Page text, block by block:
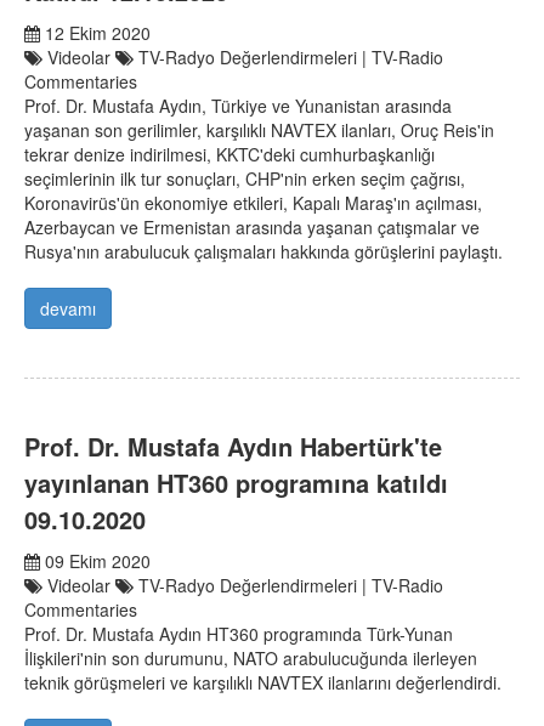
12 Ekim 2020
Videolar
TV-Radyo Değerlendirmeleri | TV-Radio
Commentaries
Prof. Dr. Mustafa Aydın, Türkiye ve Yunanistan arasında
yaşanan son gerilimler, karşılıklı NAVTEX ilanları, Oruç Reis'in
tekrar denize indirilmesi, KKTC'deki cumhurbaşkanlığı
seçimlerinin ilk tur sonuçları, CHP'nin erken seçim çağrısı,
Koronavirüs'ün ekonomiye etkileri, Kapalı Maraş'ın açılması,
Azerbaycan ve Ermenistan arasında yaşanan çatışmalar ve
Rusya'nın arabulucuk çalışmaları hakkında görüşlerini paylaştı.
devamı
Prof. Dr. Mustafa Aydın Habertürk'te
yayınlanan HT360 programına katıldı
09.10.2020
09 Ekim 2020
Videolar
TV-Radyo Değerlendirmeleri | TV-Radio
Commentaries
Prof. Dr. Mustafa Aydın HT360 programında Türk-Yunan
İlişkileri'nin son durumunu, NATO arabulucuğunda ilerleyen
teknik görüşmeleri ve karşılıklı NAVTEX ilanlarını değerlendirdi.